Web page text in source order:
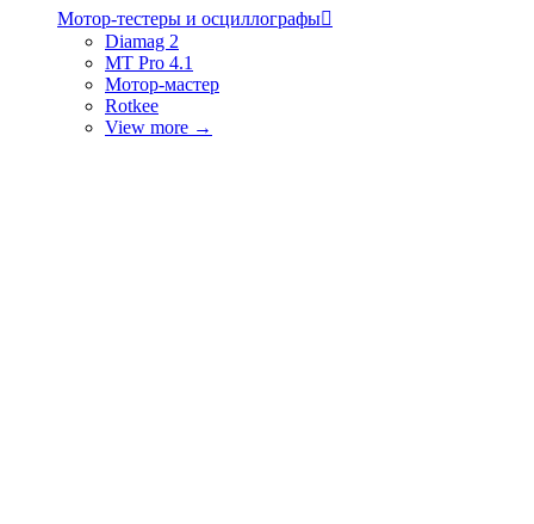
Мотор-тестеры и осциллографы
Diamag 2
MT Pro 4.1
Мотор-мастер
Rotkee
View more →